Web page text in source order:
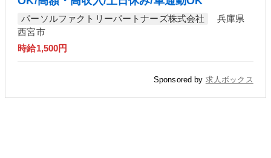
パーソルファクトリーパートナーズ株式会社
兵庫県
西宮市
時給1,500円
Sponsored by 求人ボックス